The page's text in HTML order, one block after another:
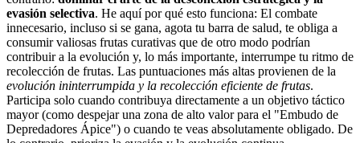
evasión selectiva. He aquí por qué esto funciona: El combate
innecesario, incluso si se gana, agota tu barra de salud, te obliga a
consumir valiosas frutas curativas que de otro modo podrían
contribuir a la evolución y, lo más importante, interrumpe tu ritmo de
recolección de frutas. Las puntuaciones más altas provienen de la
evolución ininterrumpida y la recolección eficiente de frutas.
Participa solo cuando contribuya directamente a un objetivo táctico
mayor (como despejar una zona de alto valor para el "Embudo de
Depredadores Ápice") o cuando te veas absolutamente obligado. De